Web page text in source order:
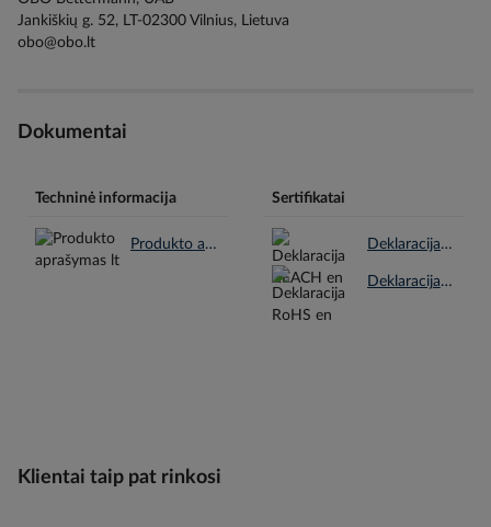
Jankiškių g. 52, LT-02300 Vilnius, Lietuva
obo@obo.lt
Dokumentai
Techninė informacija
Produkto aprašymas lt.pdf
Sertifikatai
Deklaracija REACH en.pdf
Deklaracija RoHS en.pdf
Klientai taip pat rinkosi